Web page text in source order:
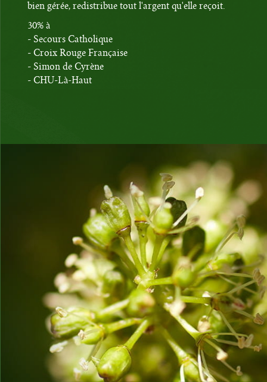
bien gérée, redistribue tout l'argent qu'elle reçoit.
30% à
- Secours Catholique
- Croix Rouge Française
- Simon de Cyrène
- CHU-Là-Haut